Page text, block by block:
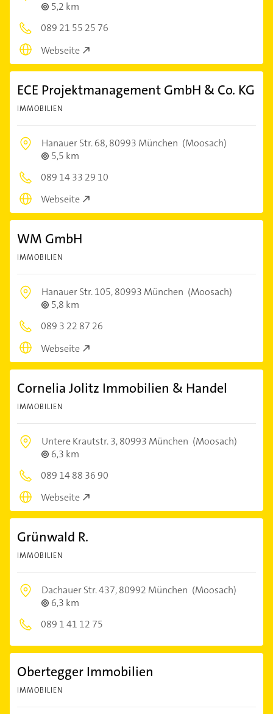
5,2 km
089 21 55 25 76
Webseite
ECE Projektmanagement GmbH & Co. KG
IMMOBILIEN
Hanauer Str. 68,80993 München (Moosach)
5,5 km
089 14 33 29 10
Webseite
WM GmbH
IMMOBILIEN
Hanauer Str. 105,80993 München (Moosach)
5,8 km
089 3 22 87 26
Webseite
Cornelia Jolitz Immobilien & Handel
IMMOBILIEN
Untere Krautstr. 3,80993 München (Moosach)
6,3 km
089 14 88 36 90
Webseite
Grünwald R.
IMMOBILIEN
Dachauer Str. 437,80992 München (Moosach)
6,3 km
089 1 41 12 75
Obertegger Immobilien
IMMOBILIEN